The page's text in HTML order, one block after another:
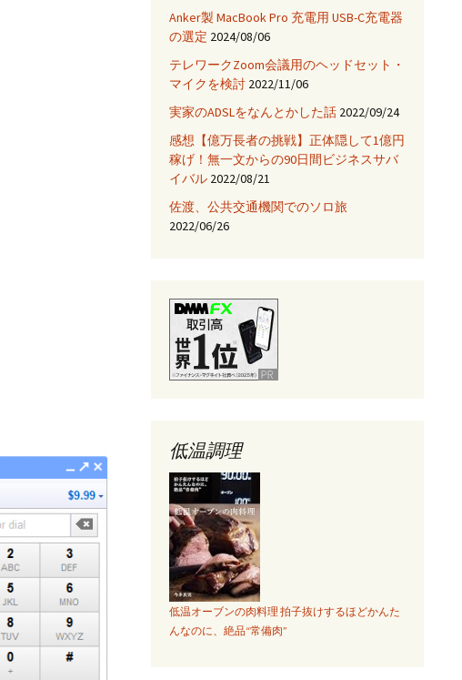
JNIを使ってみる
AjaxTagsを使ってみる
eclipse -乗り換え→
NetBeans
Anker製 MacBook Pro 充電用 USB-C充電器
の選定 2024/08/06
テレワークZoom会議用のヘッドセット・
マイクを検討 2022/11/06
実家のADSLをなんとかした話 2022/09/24
感想【億万長者の挑戦】正体隠して1億円
稼げ！無一文からの90日間ビジネスサバ
イバル 2022/08/21
佐渡、公共交通機関でのソロ旅
2022/06/26
低温調理
低温オーブンの肉料理 拍子抜けするほどかんた
んなのに、絶品“常備肉”